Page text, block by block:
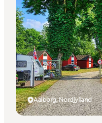
Aalborg, Nordjylland